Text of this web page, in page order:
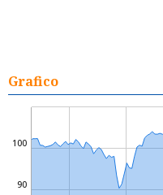
Grafico
90
100